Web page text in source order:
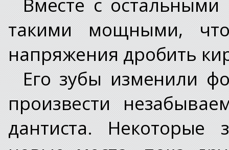
такими мощными,
напряжения дробить
Его зубы изменили
произвести
дантиста. Некоторые